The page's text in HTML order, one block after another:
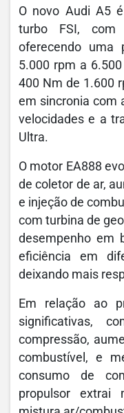
O novo Audi A5
turbo FSI, com
oferecendo uma
5.000 rpm a
400 Nm de 1.600
em sincronia com
velocidades e a
Ultra.
O motor EA888
de coletor de ar,
e injeção de
com turbina de
desempenho em
eficiência em
deixando mais
Em relação ao
significativas,
compressão,
combustível, e
consumo de
propulsor extrai